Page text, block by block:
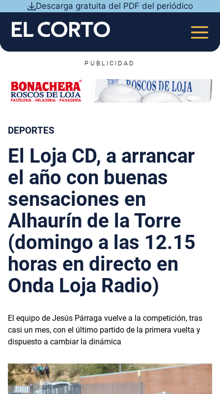
contenido
Descarga gratuita del PDF del periódico
PUBLICIDAD
DEPORTES
El Loja CD, a arrancar
el año con buenas
sensaciones en
Alhaurín de la Torre
(domingo a las 12.15
horas en directo en
Onda Loja Radio)
El equipo de Jesús Párraga vuelve a la competición, tras
casi un mes, con el último partido de la primera vuelta y
dispuesto a cambiar la dinámica